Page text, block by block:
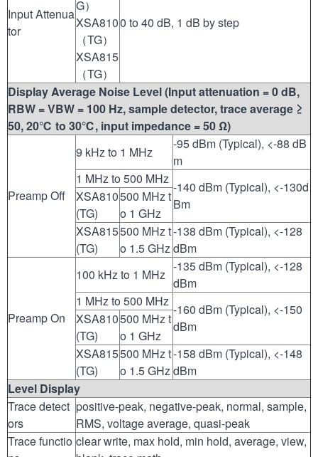
Input Attenua
tor
G）
XSA810
（TG）
XSA815
（TG）
0 to 40 dB, 1 dB by step
Display Average Noise Level (Input attenuation = 0 dB,
RBW = VBW = 100 Hz, sample detector, trace average ≥
50, 20℃ to 30℃, input impedance = 50 Ω)
Preamp Off
9 kHz to 1 MHz
-95 dBm (Typical), <-88 dB
m
1 MHz to 500 MHz
-140 dBm (Typical), <-130d
Bm
XSA810
(TG)
500 MHz t
o 1 GHz
XSA815
(TG)
500 MHz t
o 1.5 GHz
-138 dBm (Typical), <-128
dBm
Preamp On
100 kHz to 1 MHz
-135 dBm (Typical), <-128
dBm
1 MHz to 500 MHz
-160 dBm (Typical), <-150
dBm
XSA810
(TG)
500 MHz t
o 1 GHz
XSA815
(TG)
500 MHz t
o 1.5 GHz
-158 dBm (Typical), <-148
dBm
Level Display
Trace detect
ors
positive-peak, negative-peak, normal, sample,
RMS, voltage average, quasi-peak
Trace functio clear write, max hold, min hold, average, view,